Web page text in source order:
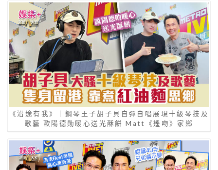
《沿途有我》｜鋼琴王子胡子貝自彈自唱展現十級琴技及
歌藝 歐陽德勛暖心送光酥餅 Matt《遙吻》家鄉